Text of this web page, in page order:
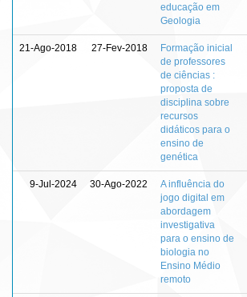
educação em
Geologia
21-Ago-2018 27-Fev-2018
Formação inicial
de professores
de ciências :
proposta de
disciplina sobre
recursos
didáticos para o
ensino de
genética
9-Jul-2024 30-Ago-2022
A influência do
jogo digital em
abordagem
investigativa
para o ensino de
biologia no
Ensino Médio
remoto